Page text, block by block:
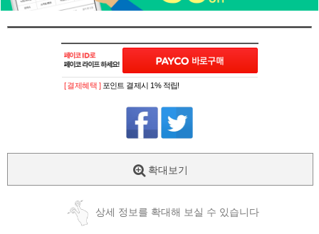
[ 결제혜택 ] 포인트 결제시 1% 적립!
확대보기
상세 정보를 확대해 보실 수 있습니다